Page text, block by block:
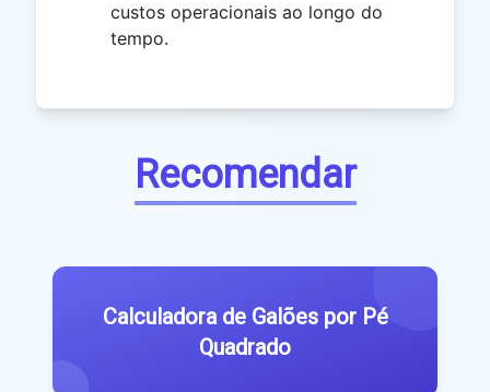
custos operacionais ao longo do
tempo.
Recomendar
Calculadora de Galões por Pé
Quadrado